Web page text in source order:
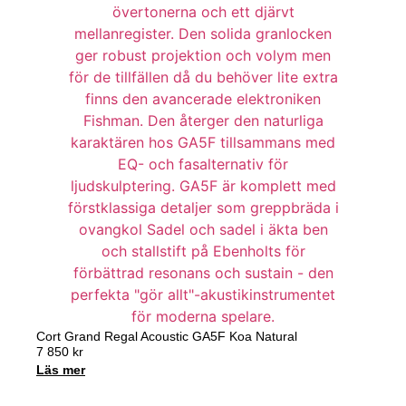
Cort Grand Regal Acoustic GA5F Koa Natural
7 850 kr
Läs mer